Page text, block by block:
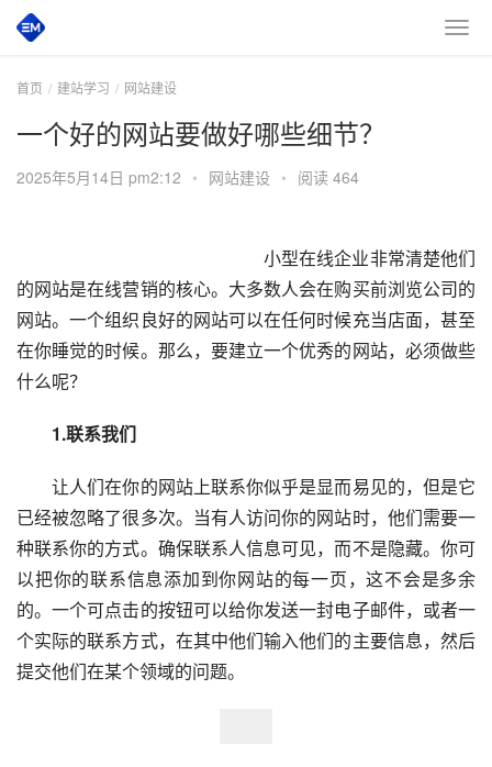
首页 建站学习 网站建设
一个好的网站要做好哪些细节？
2025年5月14日 pm2:12 • 网站建设 • 阅读 464
小型在线企业非常清楚他们
的网站是在线营销的核心。大多数人会在购买前浏览公司的
网站。一个组织良好的网站可以在任何时候充当店面，甚至
在你睡觉的时候。那么，要建立一个优秀的网站，必须做些
什么呢？
1.联系我们
让人们在你的网站上联系你似乎是显而易见的，但是它
已经被忽略了很多次。当有人访问你的网站时，他们需要一
种联系你的方式。确保联系人信息可见，而不是隐藏。你可
以把你的联系信息添加到你网站的每一页，这不会是多余
的。一个可点击的按钮可以给你发送一封电子邮件，或者一
个实际的联系方式，在其中他们输入他们的主要信息，然后
提交他们在某个领域的问题。